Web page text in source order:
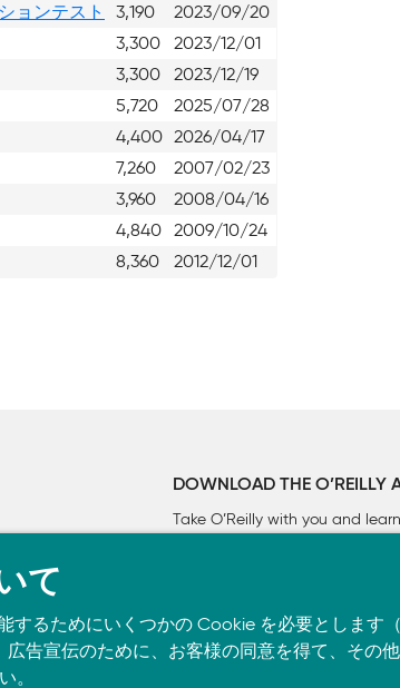
ョンテスト 3,190
2023/09/20
3,300
2023/12/01
3,300
2023/12/19
5,720
2025/07/28
4,400 2026/04/17
7,260
2007/02/23
3,960
2008/04/16
4,840 2009/10/24
8,360 2012/12/01
DOWNLOAD THE O’REILLY
Take O’Reilly with you and
て
するためにいくつかの Cookie を必要とします
告宣伝のために、お客様の同意を得て、その
。